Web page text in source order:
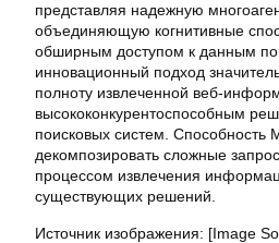
представляя надежную
объединяющую когнитивные
обширным доступом к данным
инновационный подход
полноту извлеченной веб-
высококонкурентоспособным
поисковых систем. Способность
декомпозировать сложные
процессом извлечения
существующих решений.
Источник изображения: [Image